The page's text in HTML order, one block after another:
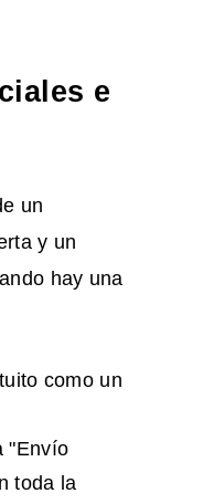
e
un
y un
hay una
como un
"Envío
toda la